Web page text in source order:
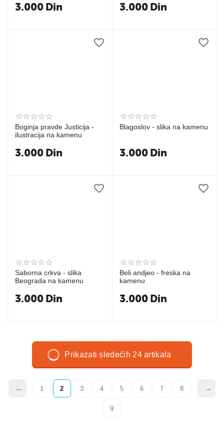
3.000 Din 3.000 Din
Boginja pravde Justicija -
ilustracija na kamenu
3.000 Din
Blagoslov - slika na kamenu
3.000 Din
Saborna crkva - slika
Beograda na kamenu
3.000 Din
Beli andjeo - freska na
kamenu
3.000 Din
Prikazati sledećih 24 artikala
1 2 3 4 5 6 7 8
9